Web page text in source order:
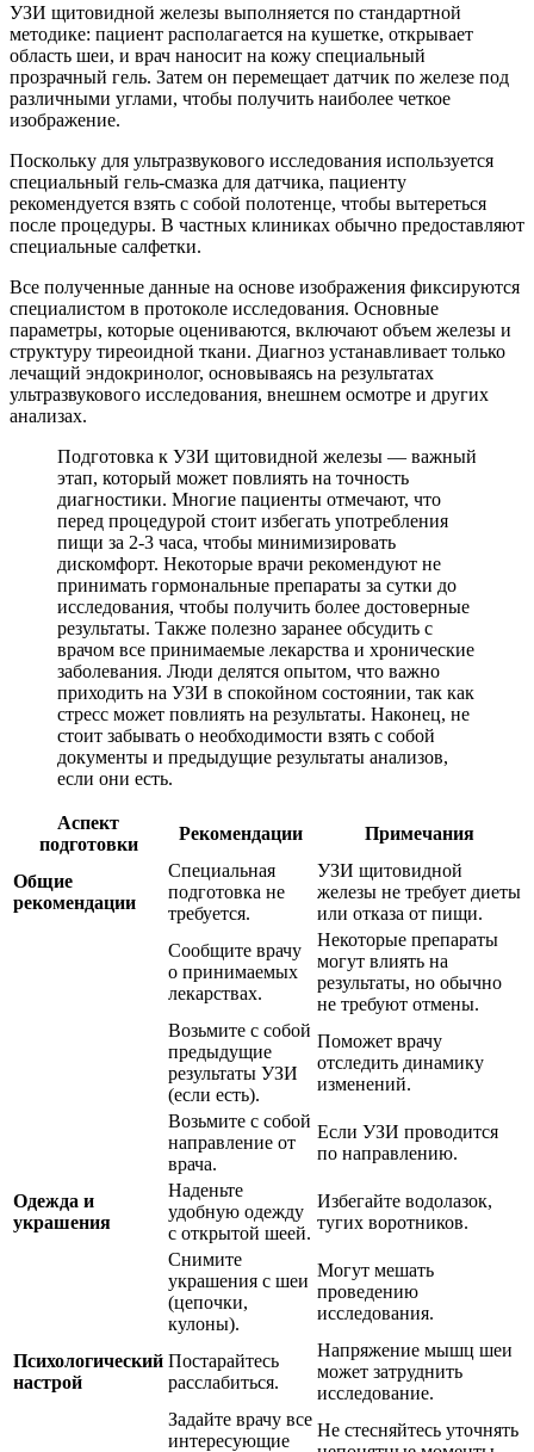
УЗИ щитовидной железы выполняется по стандартной
методике: пациент располагается на кушетке, открывает
область шеи, и врач наносит на кожу специальный
прозрачный гель. Затем он перемещает датчик по железе под
различными углами, чтобы получить наиболее четкое
изображение.
Поскольку для ультразвукового исследования используется
специальный гель-смазка для датчика, пациенту
рекомендуется взять с собой полотенце, чтобы вытереться
после процедуры. В частных клиниках обычно предоставляют
специальные салфетки.
Все полученные данные на основе изображения фиксируются
специалистом в протоколе исследования. Основные
параметры, которые оцениваются, включают объем железы и
структуру тиреоидной ткани. Диагноз устанавливает только
лечащий эндокринолог, основываясь на результатах
ультразвукового исследования, внешнем осмотре и других
анализах.
Подготовка к УЗИ щитовидной железы — важный
этап, который может повлиять на точность
диагностики. Многие пациенты отмечают, что
перед процедурой стоит избегать употребления
пищи за 2-3 часа, чтобы минимизировать
дискомфорт. Некоторые врачи рекомендуют не
принимать гормональные препараты за сутки до
исследования, чтобы получить более достоверные
результаты. Также полезно заранее обсудить с
врачом все принимаемые лекарства и хронические
заболевания. Люди делятся опытом, что важно
приходить на УЗИ в спокойном состоянии, так как
стресс может повлиять на результаты. Наконец, не
стоит забывать о необходимости взять с собой
документы и предыдущие результаты анализов,
если они есть.
Аспект
подготовки
Рекомендации Примечания
Общие
рекомендации
Специальная
подготовка не
требуется.
УЗИ щитовидной
железы не требует диеты
или отказа от пищи.
Сообщите врачу
о принимаемых
лекарствах.
Некоторые препараты
могут влиять на
результаты, но обычно
не требуют отмены.
Возьмите с собой
предыдущие
результаты УЗИ
(если есть).
Поможет врачу
отследить динамику
изменений.
Возьмите с собой
направление от
врача.
Если УЗИ проводится
по направлению.
Одежда и
украшения
Наденьте
удобную одежду
с открытой шеей.
Избегайте водолазок,
тугих воротников.
Снимите
украшения с шеи
(цепочки,
кулоны).
Могут мешать
проведению
исследования.
Психологический
настрой
Постарайтесь
расслабиться.
Напряжение мышц шеи
может затруднить
исследование.
Задайте врачу все
интересующие
Не стесняйтесь уточнять